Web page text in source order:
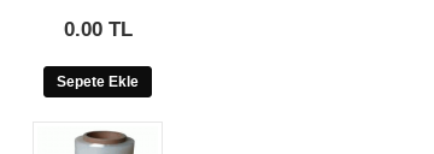
0.00 TL
Sepete Ekle